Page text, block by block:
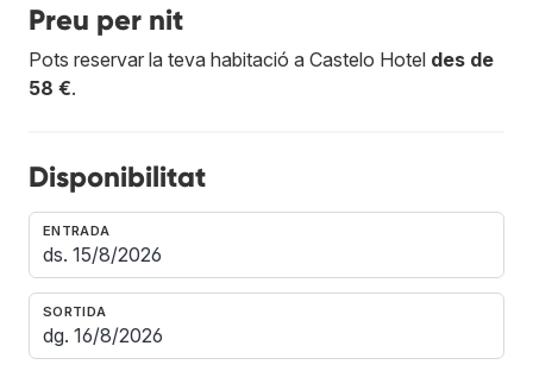
Preu per nit
Pots reservar la teva habitació a Castelo Hotel des de
58 €.
Disponibilitat
ENTRADA
SORTIDA